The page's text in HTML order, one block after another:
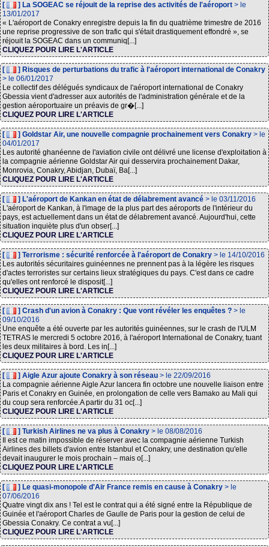
[ ] La SOGEAC se réjouit de la reprise des activités de l'aéroport > le
13/01/2017
« L'aéroport de Conakry enregistre depuis la fin du quatrième trimestre de 2016
une reprise progressive de son trafic qui s'était drastiquement effondré », se
réjouit la SOGEAC dans un communiq[...]
CLIQUEZ POUR LIRE L'ARTICLE
[
] Risques de perturbations du trafic à l'aéroport international de Conakry
> le 06/01/2017
Le collectif des délégués syndicaux de l'aéroport international de Conakry
Gbessia vient d'adresser aux autorités de l'administration générale et de la
gestion aéroportuaire un préavis de gr�[...]
CLIQUEZ POUR LIRE L'ARTICLE
[ ] Goldstar Air, une nouvelle compagnie prochainement vers Conakry > le
04/01/2017
Les autorité ghanéenne de l'aviation civile ont délivré une license d'exploitation à
la compagnie aérienne Goldstar Air qui desservira prochainement Dakar,
Monrovia, Conakry, Abidjan, Dubaï, Ba[...]
CLIQUEZ POUR LIRE L'ARTICLE
[ ] L'aéroport de Kankan en état de délabrement avancé > le 03/11/2016
L'aéroport de Kankan, à l'image de la plus part des aéroports de l'intérieur du
pays, est actuellement dans un état de délabrement avancé. Aujourd'hui, cette
situation inquiète plus d'un obser[...]
CLIQUEZ POUR LIRE L'ARTICLE
[ ] Terrorisme : sécurité renforcée à l'aéroport de Conakry > le 14/10/2016
Les autorités sécuritaires guinéennes ne prennent pas à la légère les risques
d'actes terroristes sur certains lieux stratégiques du pays. C'est dans ce cadre
qu'elles ont renforcé le disposit[...]
CLIQUEZ POUR LIRE L'ARTICLE
[ ] Crash d'un avion à Conakry : Que vont révéler les enquêtes ? > le
09/10/2016
Une enquête a été ouverte par les autorités guinéennes, sur le crash de l'ULM
TETRAS le mercredi 5 octobre 2016, à l'aéroport International de Conakry, tuant
les deux militaires à bord. Les in[...]
CLIQUEZ POUR LIRE L'ARTICLE
[ ] Aigle Azur ajoute Conakry à son réseau > le 22/09/2016
La compagnie aérienne Aigle Azur lancera fin octobre une nouvelle liaison entre
Paris et Conakry en Guinée, en prolongation de celle vers Bamako au Mali qui
du coup sera renforcée.A partir du 31 oc[...]
CLIQUEZ POUR LIRE L'ARTICLE
[ ] Turkish Airlines ne va plus à Conakry > le 08/08/2016
Il est ce matin impossible de réserver avec la compagnie aérienne Turkish
Airlines des billets d'avion entre Istanbul et Conakry, une destination qu'elle
devait inaugurer le mois prochain – mais o[...]
CLIQUEZ POUR LIRE L'ARTICLE
[ ] Le quasi-monopole d'Air France remis en cause à Conakry > le
07/06/2016
Quatre vingt dix ans ! Tel est le contrat qui a été signé entre la République de
Guinée et l'aéroport Charles de Gaulle de Paris pour la gestion de celui de
Gbessia Conakry. Ce contrat a vu[...]
CLIQUEZ POUR LIRE L'ARTICLE